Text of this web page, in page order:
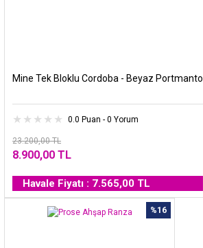
Mine Tek Bloklu Cordoba - Beyaz Portmanto
0.0 Puan - 0 Yorum
23.200,00 TL
8.900,00 TL
Havale Fiyatı : 7.565,00 TL
%16